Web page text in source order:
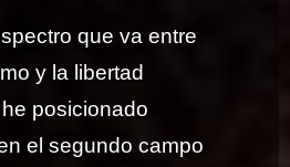
que va entre
y la libertad
posicionado
el segundo campo